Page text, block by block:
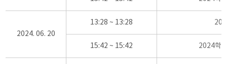
2024. 06. 20
13:28 ~ 13:28
15:42 ~ 15:42 2024학